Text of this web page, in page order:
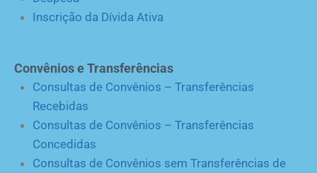
Inscrição da Dívida Ativa
Convênios e Transferências
Consultas de Convênios – Transferências
Recebidas
Consultas de Convênios – Transferências
Concedidas
Consultas de Convênios sem Transferências de